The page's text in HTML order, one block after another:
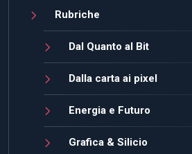
Rubriche
Dal Quanto al Bit
Dalla carta ai pixel
Energia e Futuro
Grafica & Silicio